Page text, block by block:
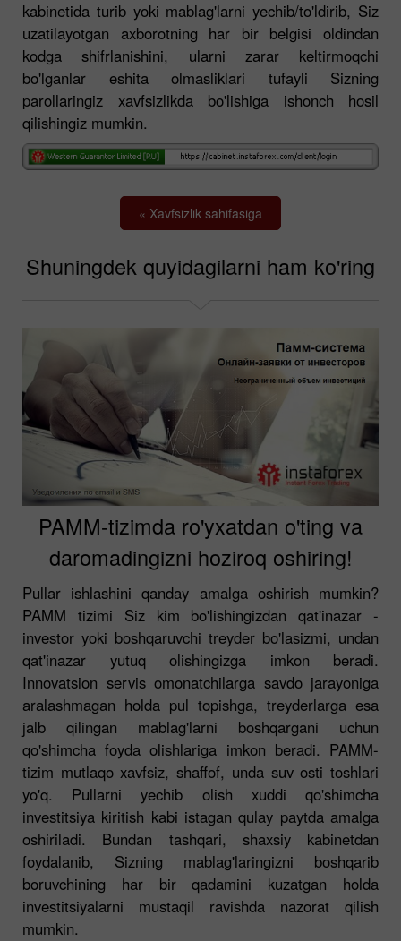
kabinetida turib yoki mablag'larni yechib/to'ldirib, Siz
uzatilayotgan axborotning har bir belgisi oldindan
kodga shifrlanishini, ularni zarar keltirmoqchi
bo'lganlar eshita olmasliklari tufayli Sizning
parollaringiz xavfsizlikda bo'lishiga ishonch hosil
qilishingiz mumkin.
« Xavfsizlik sahifasiga
Shuningdek quyidagilarni ham ko'ring
PAMM-tizimda ro'yxatdan o'ting va
daromadingizni hoziroq oshiring!
Pullar ishlashini qanday amalga oshirish mumkin?
PAMM tizimi Siz kim bo'lishingizdan qat'inazar -
investor yoki boshqaruvchi treyder bo'lasizmi, undan
qat'inazar yutuq olishingizga imkon beradi.
Innovatsion servis omonatchilarga savdo jarayoniga
aralashmagan holda pul topishga, treyderlarga esa
jalb qilingan mablag'larni boshqargani uchun
qo'shimcha foyda olishlariga imkon beradi. PAMM-
tizim mutlaqo xavfsiz, shaffof, unda suv osti toshlari
yo'q. Pullarni yechib olish xuddi qo'shimcha
investitsiya kiritish kabi istagan qulay paytda amalga
oshiriladi. Bundan tashqari, shaxsiy kabinetdan
foydalanib, Sizning mablag'laringizni boshqarib
boruvchining har bir qadamini kuzatgan holda
investitsiyalarni mustaqil ravishda nazorat qilish
mumkin.